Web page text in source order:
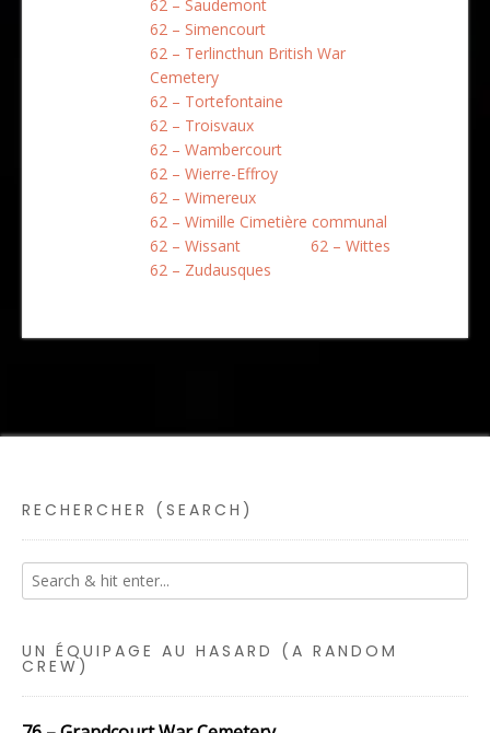
62 – Saudemont
62 – Simencourt
62 – Terlincthun British War
Cemetery
62 – Tortefontaine
62 – Troisvaux
62 – Wambercourt
62 – Wierre-Effroy
62 – Wimereux
62 – Wimille Cimetière communal
62 – Wissant
62 – Wittes
62 – Zudausques
RECHERCHER (SEARCH)
UN ÉQUIPAGE AU HASARD (A RANDOM
CREW)